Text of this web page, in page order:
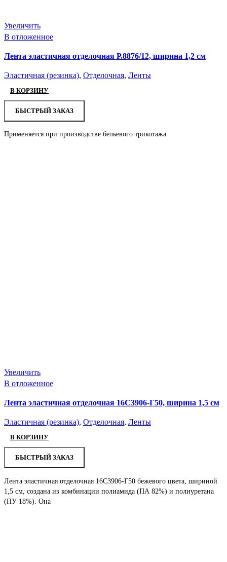
Увеличить
В отложенное
Лента эластичная отделочная Р.8876/12, ширина 1,2 см
Эластичная (резинка), Отделочная, Ленты
В КОРЗИНУ
БЫСТРЫЙ ЗАКАЗ
Применяется при производстве бельевого трикотажа
Увеличить
В отложенное
Лента эластичная отделочная 16С3906-Г50, ширина 1,5 см
Эластичная (резинка), Отделочная, Ленты
В КОРЗИНУ
БЫСТРЫЙ ЗАКАЗ
Лента эластичная отделочная 16С3906-Г50 бежевого цвета, шириной
1,5 см, создана из комбинации полиамида (ПА 82%) и полиуретана
(ПУ 18%). Она